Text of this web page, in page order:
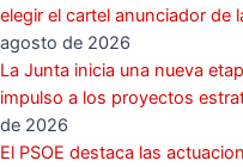
elegir el cartel anunciador de
agosto de 2026
La Junta inicia una nueva
impulso a los proyectos
de 2026
El PSOE destaca las